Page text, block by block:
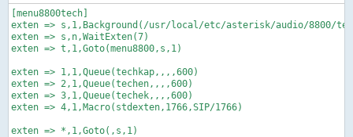
[menu8800tech]
exten => s,1,Background(/usr/local/etc/asterisk/audio/8800/
exten => s,n,WaitExten(7)
exten => t,1,Goto(menu8800,s,1)
exten => 1,1,Queue(techkap,,,,600)
exten => 2,1,Queue(techen,,,,600)
exten => 3,1,Queue(techek,,,,600)
exten => 4,1,Macro(stdexten,1766,SIP/1766)
exten => *,1,Goto(,s,1)